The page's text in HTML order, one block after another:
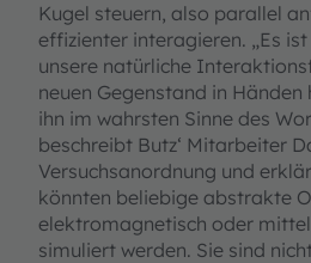
Kugel steuern, also parallel
effizienter interagieren. „Es
unsere natürliche
neuen Gegenstand in
ihn im wahrsten Sinne des
beschreibt Butz‘ Mitarbeiter
Versuchsanordnung und
könnten beliebige abstrakte
elektromagnetisch oder
simuliert werden. Sie sind